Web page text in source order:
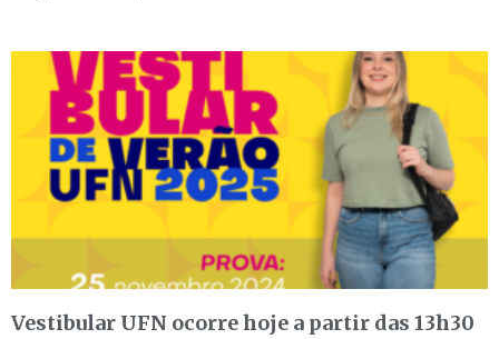
Vestibular UFN ocorre hoje a partir das 13h30